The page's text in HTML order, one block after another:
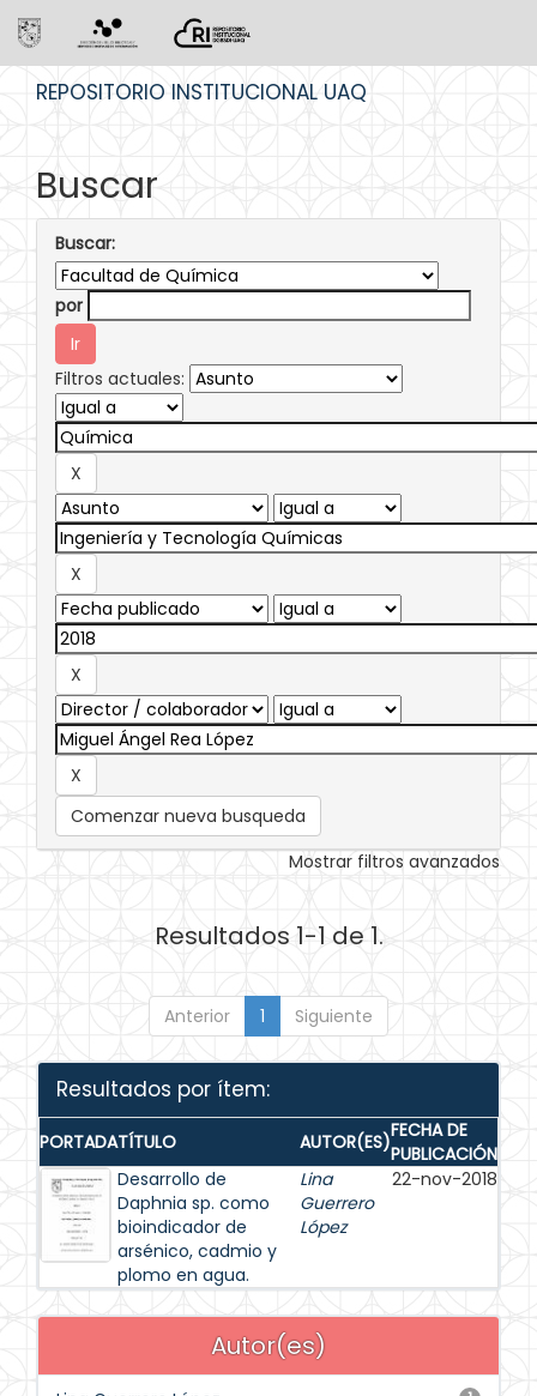
REPOSITORIO INSTITUCIONAL UAQ
Buscar
Buscar:
por
Filtros actuales:
Comenzar nueva busqueda
Mostrar filtros avanzados
Resultados 1-1 de 1.
Anterior 1 Siguiente
Resultados por ítem:
PORTADATÍTULO AUTOR(ES)FECHA DE
PUBLICACIÓN
Desarrollo de
Daphnia sp. como
bioindicador de
arsénico, cadmio y
plomo en agua.
Lina
Guerrero
López
22-nov-2018
Autor(es)